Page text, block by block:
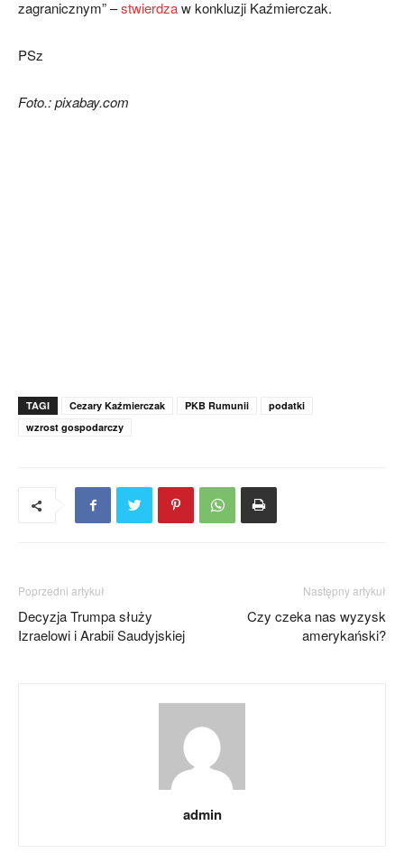
zagranicznym” –stwierdzaw konkluzji Kaźmierczak.
PSz
Foto.: pixabay.com
TAGI Cezary Kaźmierczak PKB Rumunii
podatki
wzrost gospodarczy
Poprzedni artykuł
Decyzja Trumpa służy
Izraelowi i Arabii Saudyjskiej
Następny artykuł
Czy czeka nas wyzysk
amerykański?
admin